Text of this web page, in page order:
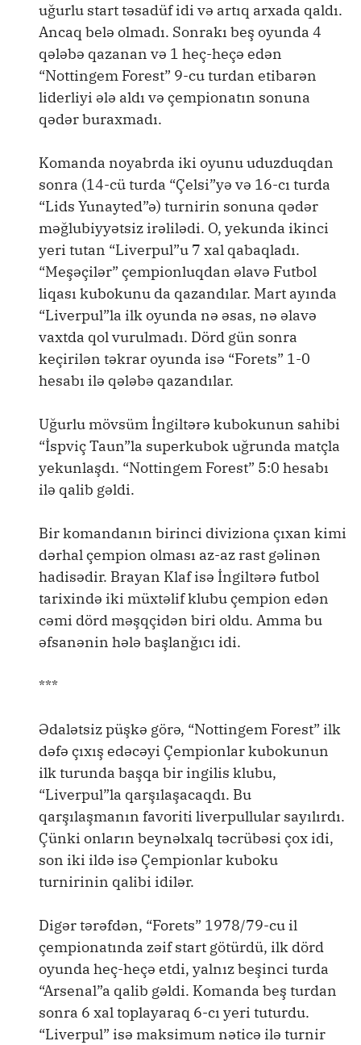
uğurlu start təsadüf idi və artıq arxada qaldı.
Ancaq belə olmadı. Sonrakı beş oyunda 4
qələbə qazanan və 1 heç-heçə edən
“Nottingem Forest” 9-cu turdan etibarən
liderliyi ələ aldı və çempionatın sonuna
qədər buraxmadı.
Komanda noyabrda iki oyunu uduzduqdan
sonra (14-cü turda “Çelsi”yə və 16-cı turda
“Lids Yunayted”ə) turnirin sonuna qədər
məğlubiyyətsiz irəlilədi. O, yekunda ikinci
yeri tutan “Liverpul”u 7 xal qabaqladı.
“Meşəçilər” çempionluqdan əlavə Futbol
liqası kubokunu da qazandılar. Mart ayında
“Liverpul”la ilk oyunda nə əsas, nə əlavə
vaxtda qol vurulmadı. Dörd gün sonra
keçirilən təkrar oyunda isə “Forets” 1-0
hesabı ilə qələbə qazandılar.
Uğurlu mövsüm İngiltərə kubokunun sahibi
“İspviç Taun”la superkubok uğrunda matçla
yekunlaşdı. “Nottingem Forest” 5:0 hesabı
ilə qalib gəldi.
Bir komandanın birinci diviziona çıxan kimi
dərhal çempion olması az-az rast gəlinən
hadisədir. Brayan Klaf isə İngiltərə futbol
tarixində iki müxtəlif klubu çempion edən
cəmi dörd məşqçidən biri oldu. Amma bu
əfsanənin hələ başlanğıcı idi.
***
Ədalətsiz püşkə görə, “Nottingem Forest” ilk
dəfə çıxış edəcəyi Çempionlar kubokunun
ilk turunda başqa bir ingilis klubu,
“Liverpul”la qarşılaşacaqdı. Bu
qarşılaşmanın favoriti liverpullular sayılırdı.
Çünki onların beynəlxalq təcrübəsi çox idi,
son iki ildə isə Çempionlar kuboku
turnirinin qalibi idilər.
Digər tərəfdən, “Forets” 1978/79-cu il
çempionatında zəif start götürdü, ilk dörd
oyunda heç-heçə etdi, yalnız beşinci turda
“Arsenal”a qalib gəldi. Komanda beş turdan
sonra 6 xal toplayaraq 6-cı yeri tuturdu.
“Liverpul” isə maksimum nəticə ilə turnir